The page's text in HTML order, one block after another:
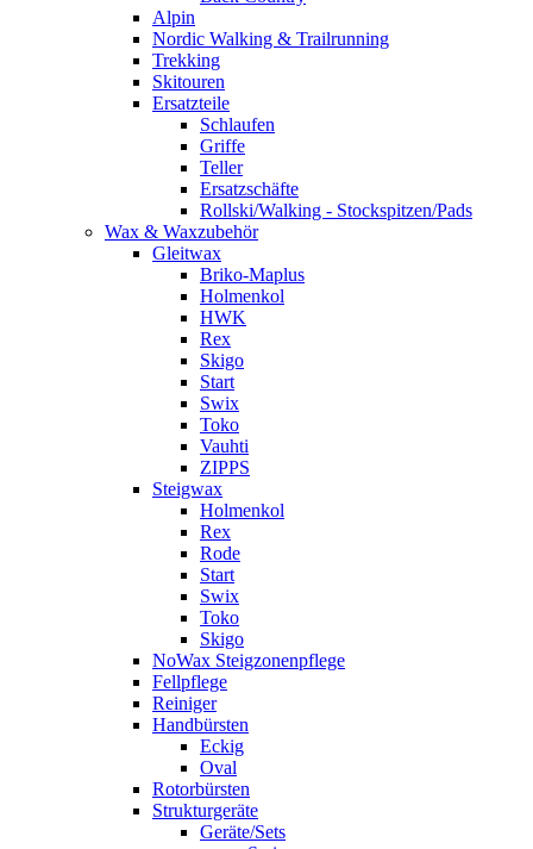
Alpin
Nordic Walking & Trailrunning
Trekking
Skitouren
Ersatzteile
Schlaufen
Griffe
Teller
Ersatzschäfte
Rollski/Walking - Stockspitzen/Pads
Wax & Waxzubehör
Gleitwax
Briko-Maplus
Holmenkol
HWK
Rex
Skigo
Start
Swix
Toko
Vauhti
ZIPPS
Steigwax
Holmenkol
Rex
Rode
Start
Swix
Toko
Skigo
NoWax Steigzonenpflege
Fellpflege
Reiniger
Handbürsten
Eckig
Oval
Rotorbürsten
Strukturgeräte
Geräte/Sets